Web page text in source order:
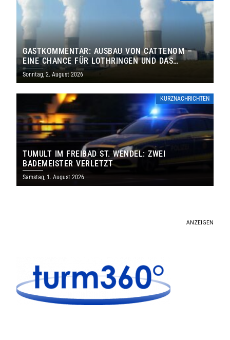
GASTKOMMENTAR: AUSBAU VON CATTENOM –
EINE CHANCE FÜR LOTHRINGEN UND DAS
SAARLAND
Sonntag, 2. August 2026
KURZNACHRICHTEN
TUMULT IM FREIBAD ST. WENDEL: ZWEI
BADEMEISTER VERLETZT
Samstag, 1. August 2026
ANZEIGEN